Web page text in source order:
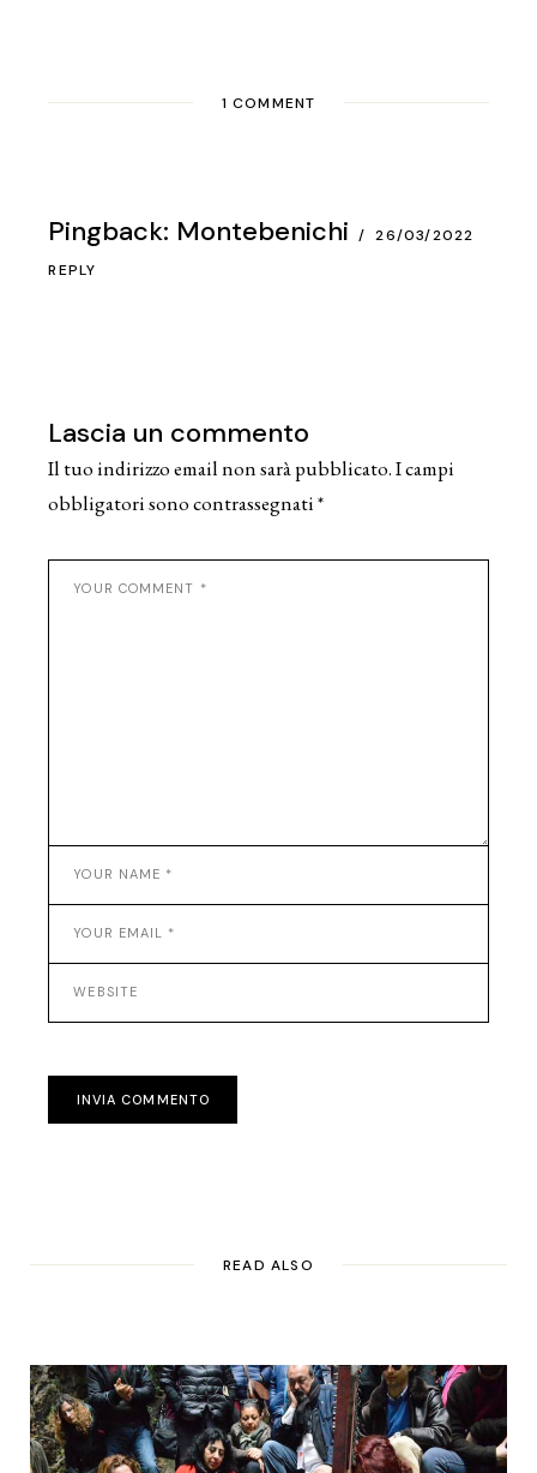
1 COMMENT
Pingback: Montebenichi
26/03/2022
REPLY
Lascia un commento
Il tuo indirizzo email non sarà pubblicato.I campi
obbligatori sono contrassegnati*
INVIA COMMENTO
READ ALSO